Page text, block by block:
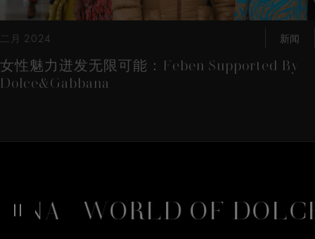
二月 2024 新闻
女性魅力迸发无限可能：Feben Supported By
Dolce&Gabbana
WORLD OF